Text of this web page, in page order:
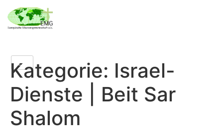
Kategorie: Israel-
Dienste | Beit Sar
Shalom